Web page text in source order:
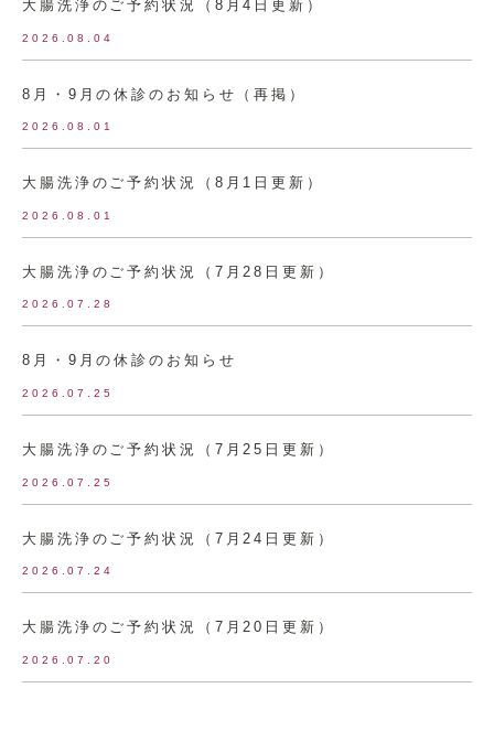
大腸洗浄のご予約状況（8月4日更新）
2026.08.04
8月・9月の休診のお知らせ（再掲）
2026.08.01
大腸洗浄のご予約状況（8月1日更新）
2026.08.01
大腸洗浄のご予約状況（7月28日更新）
2026.07.28
8月・9月の休診のお知らせ
2026.07.25
大腸洗浄のご予約状況（7月25日更新）
2026.07.25
大腸洗浄のご予約状況（7月24日更新）
2026.07.24
大腸洗浄のご予約状況（7月20日更新）
2026.07.20